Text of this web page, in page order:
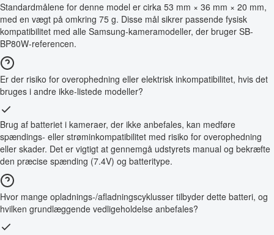
Standardmålene for denne model er cirka 53 mm × 36 mm × 20 mm,
med en vægt på omkring 75 g. Disse mål sikrer passende fysisk
kompatibilitet med alle Samsung-kameramodeller, der bruger SB-
BP80W-referencen.
Er der risiko for overophedning eller elektrisk inkompatibilitet, hvis det
bruges i andre ikke-listede modeller?
Brug af batteriet i kameraer, der ikke anbefales, kan medføre
spændings- eller strøminkompatibilitet med risiko for overophedning
eller skader. Det er vigtigt at gennemgå udstyrets manual og bekræfte
den præcise spænding (7.4V) og batteritype.
Hvor mange opladnings-/afladningscyklusser tilbyder dette batteri, og
hvilken grundlæggende vedligeholdelse anbefales?